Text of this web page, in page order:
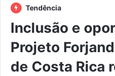
Tendência
Inclusão e
Projeto
de Costa Rica